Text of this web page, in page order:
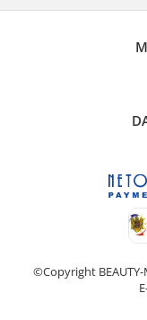
©Copyright BEAUTY-